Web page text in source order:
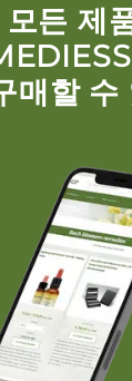
모든 제
매할 수